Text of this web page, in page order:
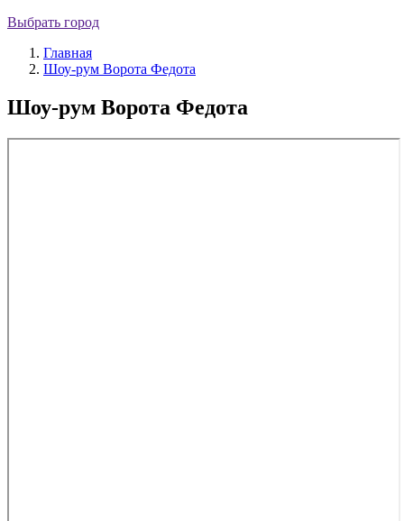
Выбрать город
Главная
Шоу-рум Ворота Федота
Шоу-рум Ворота Федота